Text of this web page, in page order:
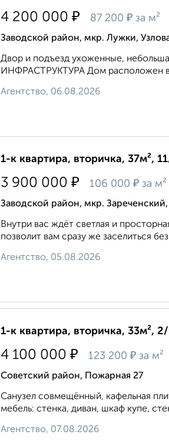
4 200 000 ₽ 87 200 ₽ за м²
Заводской район, мкр. Лужки,
Двор и подъезд ухоженные,
ИНФРАСТРУКТУРА Дом расположен в
Агентство, 06.08.2026
1-к квартира, вторичка, 37м²,
3 900 000 ₽ 106 000 ₽ за м²
Заводской район, мкр.
Внутри вас ждёт светлая и
позволит вам сразу же заселиться
Агентство, 05.08.2026
1-к квартира, вторичка, 33м²,
4 100 000 ₽ 123 200 ₽ за м²
Советский район, Пожарная 27
Санузел совмещённый, кафельная
мебель: стенка, диван, шкаф купе,
Агентство, 07.08.2026